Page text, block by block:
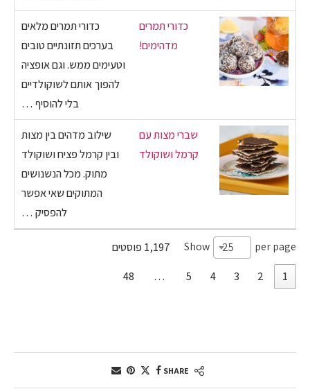
כדורי תמרים
מדהימים!
כדורי תמרים מלאים
בערכים תזונתיים טובים
וטעימים ממש. וגם אופציה
להפוך אותם לשוקולדיים
בלי להוסיף …
שברי מצות עם
קרמל ושוקולד
שילוב מדהים בין מצות
ובין קרמל פציח ושוקולד
מתוק. מכל הנשנושים
המתוקים שאי אפשר
להפסיק …
Show 25 per page 1,197 פוסטים
1
2
3
4
5
…
48
SHARE